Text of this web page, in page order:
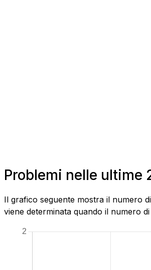
Problemi nelle ultime
Il grafico seguente mostra il numero
viene determinata quando il numero